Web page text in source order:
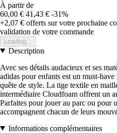
À partir de
60,00 € 41,43 € -31%
+2,07 € offerts sur votre prochaine
validation de votre commande
Loading...
Description
Avec ses détails audacieux et ses
adidas pour enfants est un must-
quête de style. La tige textile en
intermédiaire Cloudfoam offrent un
Parfaites pour jouer au parc ou pour
accompagnent chacun de leurs
Informations complémentaires